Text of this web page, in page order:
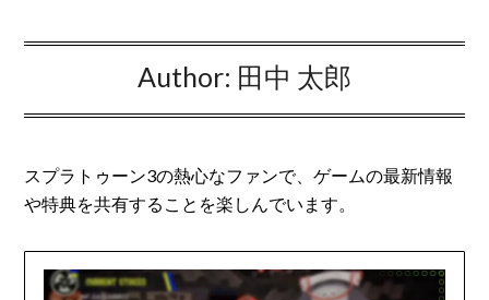
Author: 田中 太郎
スプラトゥーン3の熱心なファンで、ゲームの最新情報
や特典を共有することを楽しんでいます。